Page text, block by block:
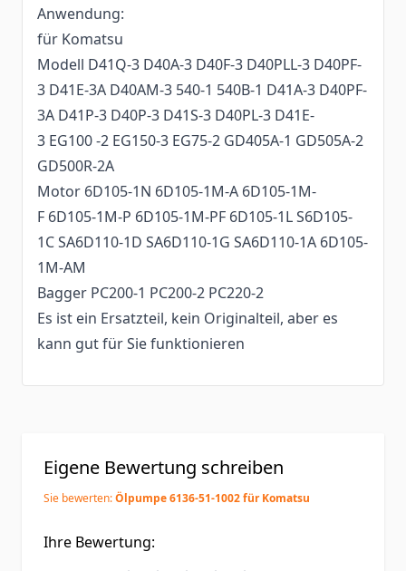
Anwendung:
für Komatsu
Modell D41Q-3 D40A-3 D40F-3 D40PLL-3 D40PF-
3 D41E-3A D40AM-3 540-1 540B-1 D41A-3 D40PF-
3A D41P-3 D40P-3 D41S-3 D40PL-3 D41E-
3 EG100 -2 EG150-3 EG75-2 GD405A-1 GD505A-2
GD500R-2A
Motor 6D105-1N 6D105-1M-A 6D105-1M-
F 6D105-1M-P 6D105-1M-PF 6D105-1L S6D105-
1C SA6D110-1D SA6D110-1G SA6D110-1A 6D105-
1M-AM
Bagger PC200-1 PC200-2 PC220-2
Es ist ein Ersatzteil, kein Originalteil, aber es
kann gut für Sie funktionieren
Eigene Bewertung schreiben
Sie bewerten:Ölpumpe 6136-51-1002 für Komatsu
Ihre Bewertung: